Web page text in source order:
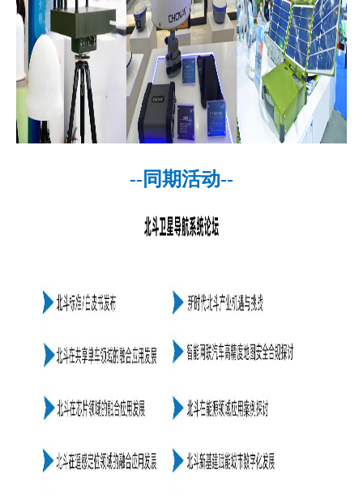
--同期活动--